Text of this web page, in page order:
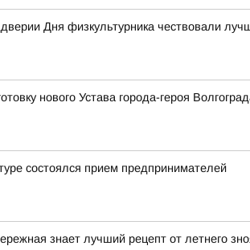
Дня физкультурника чествовали
нового Устава города-героя
состоялся прием предпринимателей
знает лучший рецепт от